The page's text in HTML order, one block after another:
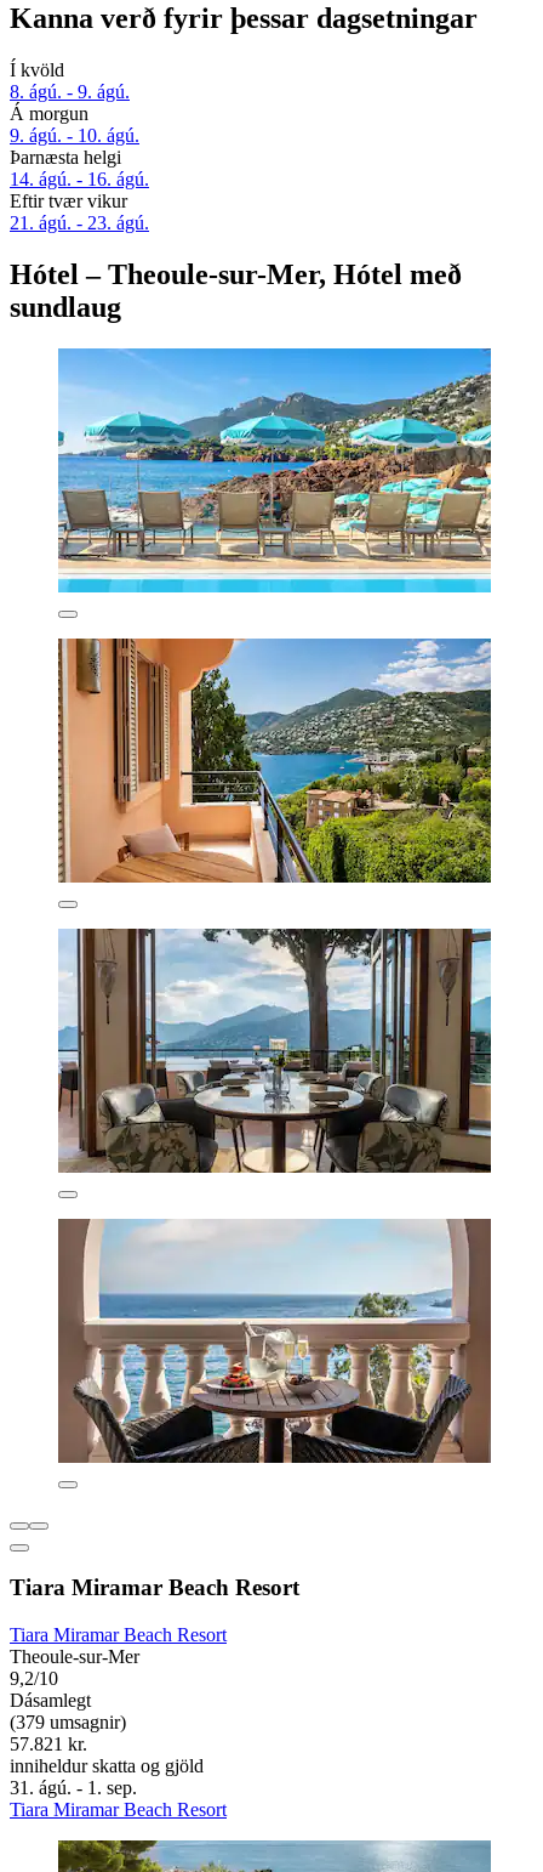
Kanna verð fyrir þessar dagsetningar
Í kvöld
8. ágú. - 9. ágú.
Á morgun
9. ágú. - 10. ágú.
Þarnæsta helgi
14. ágú. - 16. ágú.
Eftir tvær vikur
21. ágú. - 23. ágú.
Hótel – Theoule-sur-Mer, Hótel með
sundlaug
Tiara Miramar Beach Resort
Tiara Miramar Beach Resort
Theoule-sur-Mer
9,2/10
Dásamlegt
(379 umsagnir)
57.821 kr.
inniheldur skatta og gjöld
31. ágú. - 1. sep.
Tiara Miramar Beach Resort